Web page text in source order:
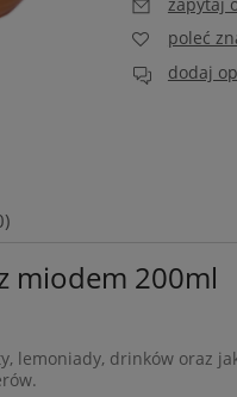
poleć
dodaj
miodem 200ml
lemoniady, drinków oraz